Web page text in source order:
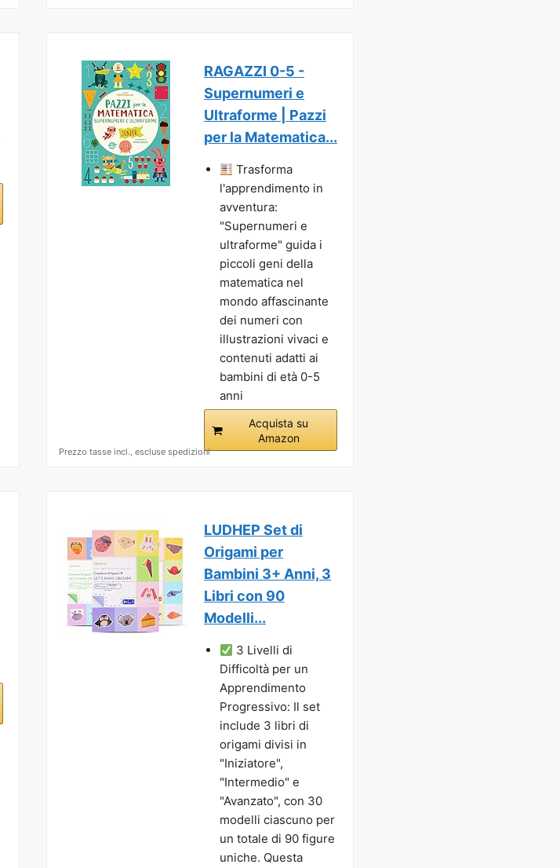
RAGAZZI 0-5 -
Supernumeri e
Ultraforme | Pazzi
per la Matematica...
Trasforma
l'apprendimento in
avventura:
"Supernumeri e
ultraforme" guida i
piccoli geni della
matematica nel
mondo affascinante
dei numeri con
illustrazioni vivaci e
contenuti adatti ai
bambini di età 0-5
anni
Acquista su
Amazon
Prezzo tasse incl., escluse spedizioni
LUDHEP Set di
Origami per
Bambini 3+ Anni, 3
Libri con 90
Modelli...
3 Livelli di
Difficoltà per un
Apprendimento
Progressivo: Il set
include 3 libri di
origami divisi in
"Iniziatore",
"Intermedio" e
"Avanzato", con 30
modelli ciascuno per
un totale di 90 figure
uniche. Questa